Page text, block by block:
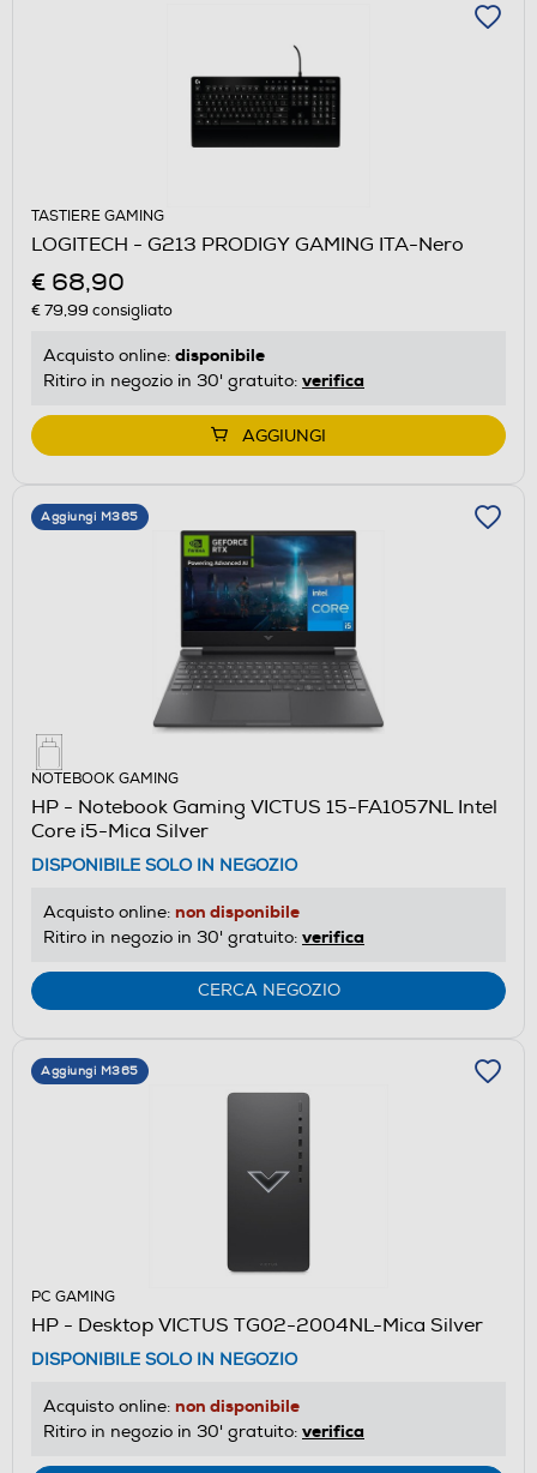
TASTIERE GAMING
LOGITECH - G213 PRODIGY GAMING ITA-Nero
€ 68,90
€ 79,99 consigliato
Acquisto online: disponibile
Ritiro in negozio in 30' gratuito: verifica
AGGIUNGI
Aggiungi M365
NOTEBOOK GAMING
HP - Notebook Gaming VICTUS 15-FA1057NL Intel
Core i5-Mica Silver
DISPONIBILE SOLO IN NEGOZIO
Acquisto online: non disponibile
Ritiro in negozio in 30' gratuito: verifica
CERCA NEGOZIO
Aggiungi M365
PC GAMING
HP - Desktop VICTUS TG02-2004NL-Mica Silver
DISPONIBILE SOLO IN NEGOZIO
Acquisto online: non disponibile
Ritiro in negozio in 30' gratuito: verifica